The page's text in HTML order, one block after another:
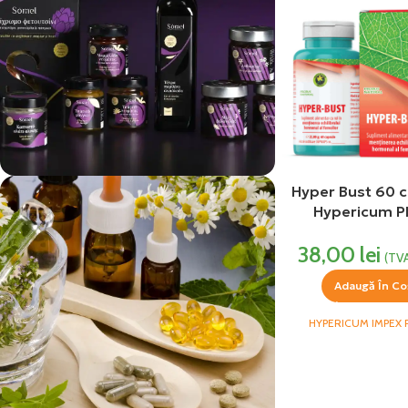
vezi si...
Produse Alimentare
Hyper Bust 60
Hypericum
38,00 lei
Adaugă În
HYPERICUM IMPEX